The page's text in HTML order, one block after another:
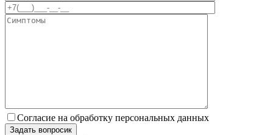
Согласие на обработку персональных данных